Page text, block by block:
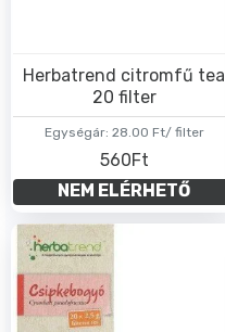
Egységár: 28.00 Ft/ filter
Herbatrend citromfű tea
20 filter
560Ft
NEM ELÉRHETŐ